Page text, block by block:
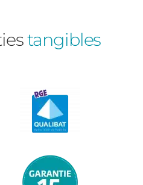
tangibles